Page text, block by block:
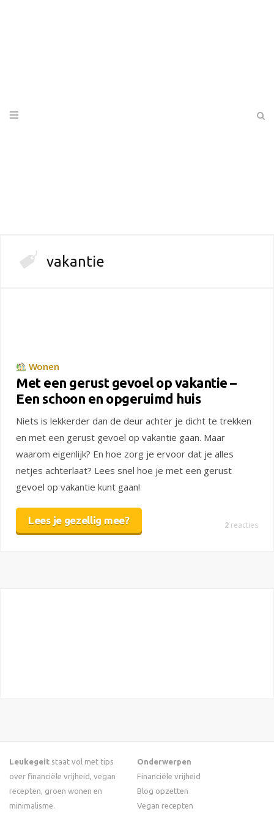
vakantie
Wonen
Met een gerust gevoel op vakantie –
Een schoon en opgeruimd huis
Niets is lekkerder dan de deur achter je dicht te trekken
en met een gerust gevoel op vakantie gaan. Maar
waarom eigenlijk? En hoe zorg je ervoor dat je alles
netjes achterlaat? Lees snel hoe je met een gerust
gevoel op vakantie kunt gaan!
Lees je gezellig mee? 2 reacties
Leukegeit staat vol met tips
over financiële vrijheid, vegan
recepten, groen wonen en
minimalisme.
Onderwerpen
Financiële vrijheid
Blog opzetten
Vegan recepten